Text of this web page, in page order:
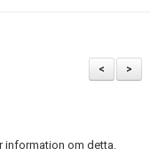
>
<
information om detta.